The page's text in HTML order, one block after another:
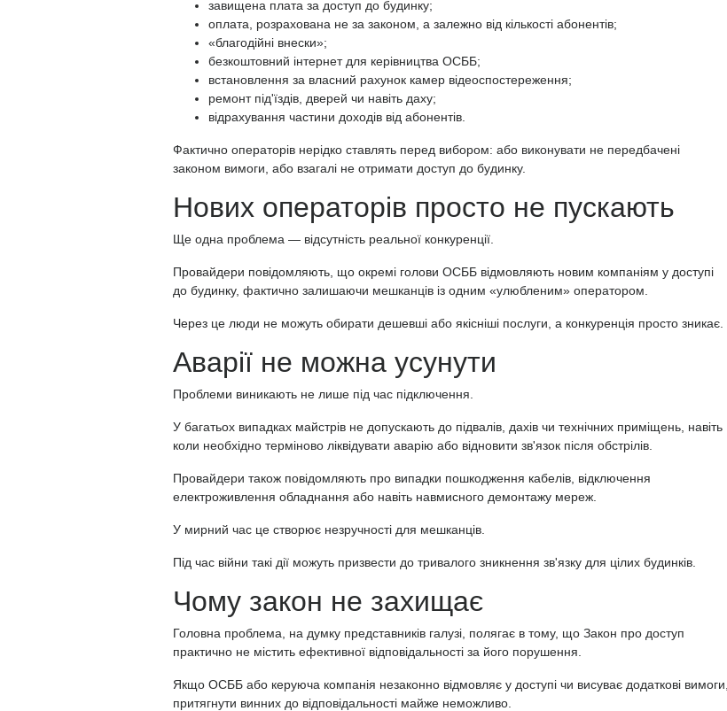
завищена плата за доступ до будинку;
оплата, розрахована не за законом, а залежно від кількості абонентів;
«благодійні внески»;
безкоштовний інтернет для керівництва ОСББ;
встановлення за власний рахунок камер відеоспостереження;
ремонт під'їздів, дверей чи навіть даху;
відрахування частини доходів від абонентів.
Фактично операторів нерідко ставлять перед вибором: або виконувати не передбачені
законом вимоги, або взагалі не отримати доступ до будинку.
Нових операторів просто не пускають
Ще одна проблема — відсутність реальної конкуренції.
Провайдери повідомляють, що окремі голови ОСББ відмовляють новим компаніям у доступі
до будинку, фактично залишаючи мешканців із одним «улюбленим» оператором.
Через це люди не можуть обирати дешевші або якісніші послуги, а конкуренція просто зникає.
Аварії не можна усунути
Проблеми виникають не лише під час підключення.
У багатьох випадках майстрів не допускають до підвалів, дахів чи технічних приміщень, навіть
коли необхідно терміново ліквідувати аварію або відновити зв'язок після обстрілів.
Провайдери також повідомляють про випадки пошкодження кабелів, відключення
електроживлення обладнання або навіть навмисного демонтажу мереж.
У мирний час це створює незручності для мешканців.
Під час війни такі дії можуть призвести до тривалого зникнення зв'язку для цілих будинків.
Чому закон не захищає
Головна проблема, на думку представників галузі, полягає в тому, що Закон про доступ
практично не містить ефективної відповідальності за його порушення.
Якщо ОСББ або керуюча компанія незаконно відмовляє у доступі чи висуває додаткові вимоги,
притягнути винних до відповідальності майже неможливо.